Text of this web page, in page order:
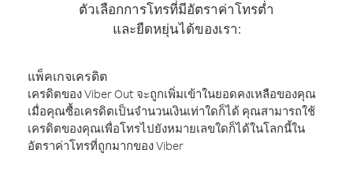
ตัวเลือกการโทรที่มีอัตราค่าโทรต่ำ
และยืดหยุ่นได้ของเรา:
แพ็คเกจเครดิต
เครดิตของ Viber Out จะถูกเพิ่มเข้าในยอดคงเหลือของคุณ
เมื่อคุณซื้อเครดิตเป็นจำนวนเงินเท่าใดก็ได้ คุณสามารถใช้
เครดิตของคุณเพื่อโทรไปยังหมายเลขใดก็ได้ในโลกนี้ใน
อัตราค่าโทรที่ถูกมากของ Viber